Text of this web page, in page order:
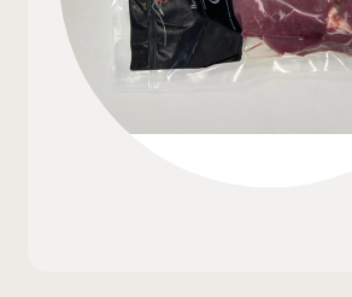
Institutions
À propos